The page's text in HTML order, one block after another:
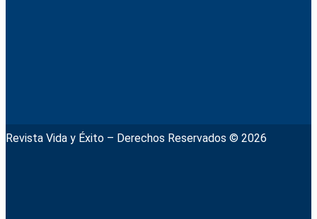
Revista Vida y Éxito – Derechos Reservados © 2026